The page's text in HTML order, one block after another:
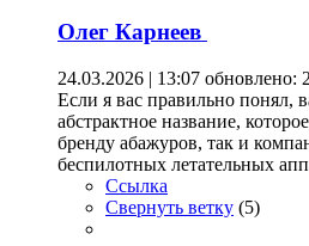
Олег Карнеев
24.03.2026 | 13:07 обновлено:
Если я вас правильно понял,
абстрактное название,
бренду абажуров, так и
беспилотных летательных
Ссылка
Свернуть ветку (5)